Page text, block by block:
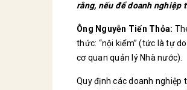
rằng, nếu để doanh nghiệp
Ông Nguyễn Tiến Thỏa:
thức: “nội kiểm” (tức là tự
cơ quan quản lý Nhà nước).
Quy định các doanh